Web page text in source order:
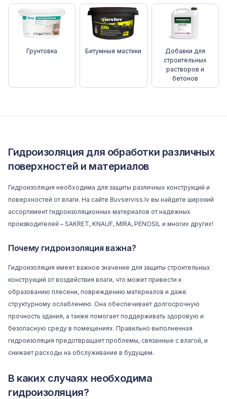
Грунтовка Битумные мастики
Добавки для
строительных
растворов и
бетонов
Гидроизоляция для обработки различных
поверхностей и материалов
Гидроизоляция необходима для защиты различных конструкций и
поверхностей от влаги. На сайте Buvserviss.lv вы найдете широкий
ассортимент гидроизоляционных материалов от надежных
производителей – SAKRET, KNAUF, MIRA, PENOSIL и многих других!
Почему гидроизоляция важна?
Гидроизоляция имеет важное значение для защиты строительных
конструкций от воздействия влаги, что может привести к
образованию плесени, повреждению материалов и даже
структурному ослаблению. Она обеспечивает долгосрочную
прочность здания, а также помогает поддерживать здоровую и
безопасную среду в помещениях. Правильно выполненная
гидроизоляция предотвращает проблемы, связанные с влагой, и
снижает расходы на обслуживание в будущем.
В каких случаях необходима
гидроизоляция?